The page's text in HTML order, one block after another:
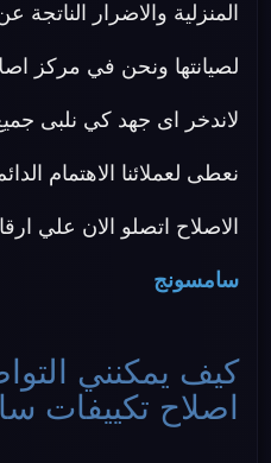
المنزلية والاضرار الناتجة
لصيانتها ونحن في مركز
لاندخر اى جهد كي نلبى
نعطى لعملائنا الاهتمام
الاصلاح اتصلو الان علي
سامسونج
كيف يمكنني
اصلاح تكييفات